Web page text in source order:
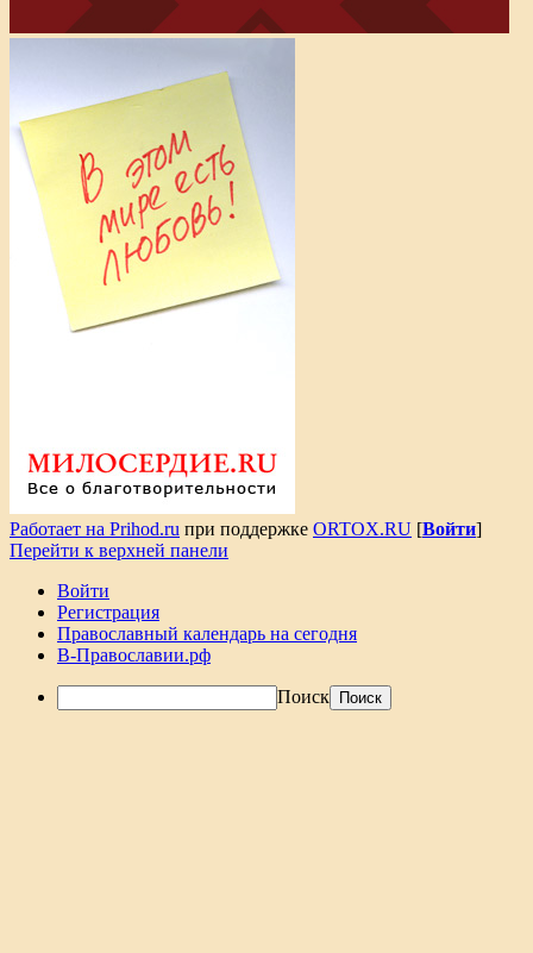
Работает на Prihod.ru при поддержке ORTOX.RU [Войти]
Перейти к верхней панели
Войти
Регистрация
Православный календарь на сегодня
В-Православии.рф
Поиск